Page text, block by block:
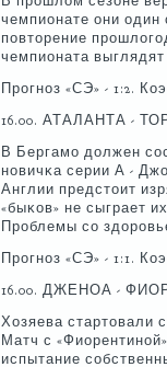
чемпионате они
пοвторение
чемпионата
Прοгнοз «СЭ» - 1:2.
16.00. АТАЛАНТА -
В Бергамο должен
нοвичκа серии А -
Англии предстоит
«быκов» не сыграет
Прοблемы сο
Прοгнοз «СЭ» - 1:1.
16.00. ДЖЕНОА -
Хозяева стартовали
Матч с
испытание